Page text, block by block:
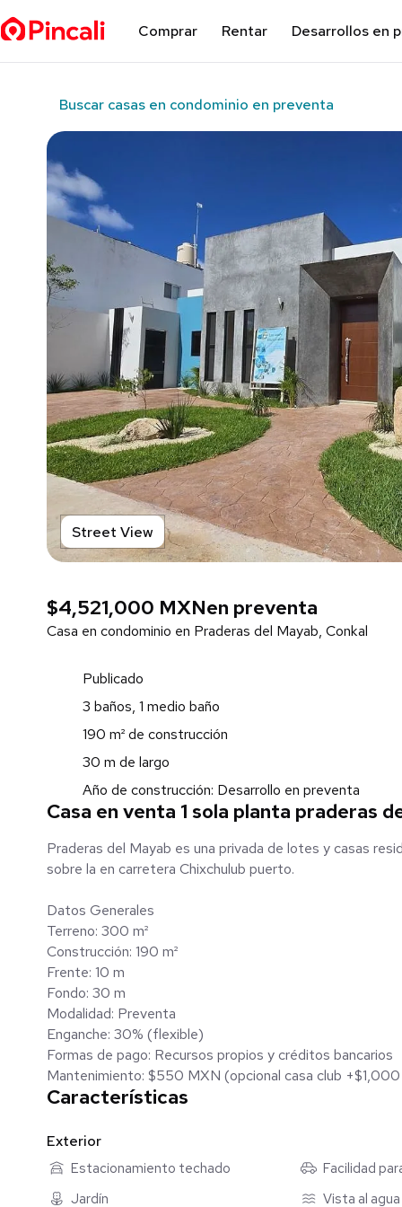
Comprar Rentar Desarrollos en
Buscar casas en condominio en preventa
Street View
$4,521,000 MXNen preventa
Casa en condominio en Praderas del Mayab, Conkal
Publicado
3 baños, 1 medio baño
190 m² de construcción
30 m de largo
Año de construcción: Desarrollo en preventa
Casa en venta 1 sola planta praderas
Praderas del Mayab es una privada de lotes y casas
sobre la en carretera Chixchulub puerto.
Datos Generales
Terreno: 300 m²
Construcción: 190 m²
Frente: 10 m
Fondo: 30 m
Modalidad: Preventa
Enganche: 30% (flexible)
Formas de pago: Recursos propios y créditos bancarios
Mantenimiento: $550 MXN (opcional casa club
Área social:
Estacionamiento para 2 a 4 autos
Jardín delantero con diseño paisajístico
Sala y comedor corridos con altura de 3.7 m
Características
Exterior
Estacionamiento techado Facilidad
Jardín
Vista al agua